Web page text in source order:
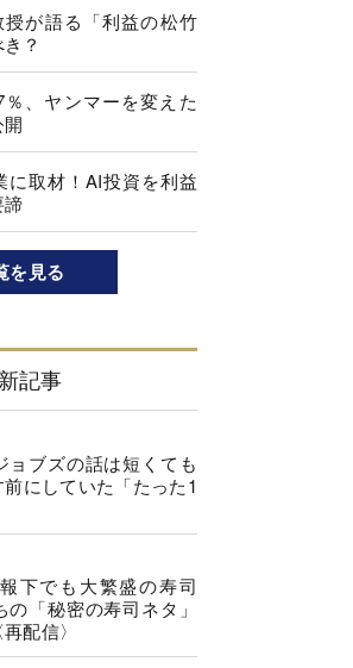
が語る「利益の松竹
？
、ヤンマーを変えた
に取材！AI投資を利益
諦
を見る
記事
ョブズの話は短くても
にしていた「たった1
下でも大繁盛の寿司
「秘密の寿司ネタ」
配信〉